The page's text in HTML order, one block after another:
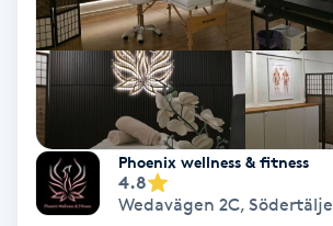
Diamantslipning
Enzympeeling
Extensions
Phoenix wellness & fitness
4.8
Wedavägen 2C, Södertälje